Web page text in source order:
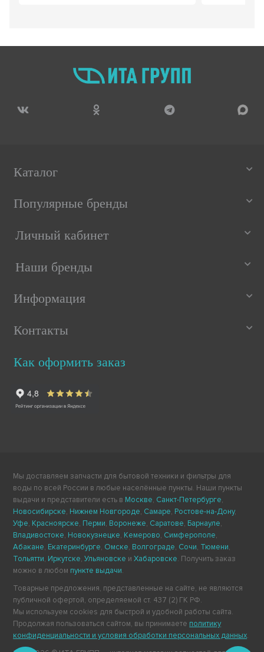
Каталог
Популярные бренды
Личный кабинет
Наши бренды
Информация
Контакты
Как оформить заказ
Мы доставляем запчасти для бытовой техники и фильтры для
воды по всей России в любые населённые пункты. Наши пункты
выдачи и представители есть в Москве, Санкт-Петербурге,
Новосибирске, Нижнем Новгороде, Самаре, Ростове-на-Дону,
Уфе, Красноярске, Перми, Воронеже, Саратове, Барнауле,
Владивостоке, Новокузнецке, Кемерово, Симферополе,
Абакане, Екатеринбурге, Омске, Волгограде, Сочи, Тюмени,
Тольятти, Иркутске,Ульяновске иХабаровске. Получить заказ
можно в любом пункте выдачи.
Товарные предложения, представленные на сайте, не являются
публичной офертой, определяемой ст. 437 (2) ГК РФ.
Мы используем cookies для быстрой и удобной работы сайта.
Продолжая пользоваться сайтом, вы принимаете политику
конфиденциальности и условия обработки персональных данных.